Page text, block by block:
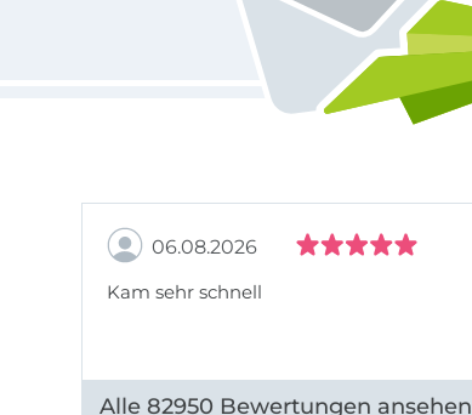
06.08.2026
Kam sehr schnell
Alle 82950 Bewertungen ansehen